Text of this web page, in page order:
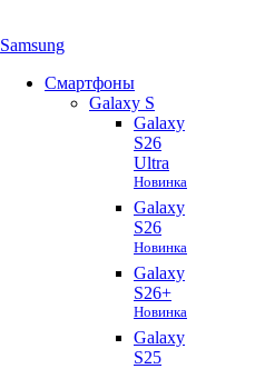
Samsung
Смартфоны
Galaxy S
Galaxy
S26
Ultra
Новинка
Galaxy
S26
Новинка
Galaxy
S26+
Новинка
Galaxy
S25